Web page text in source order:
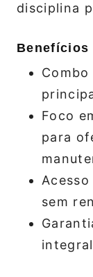
disciplina
Combo
Foco
para
sem